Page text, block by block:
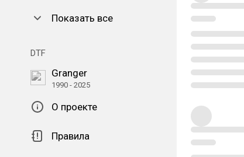
Показать все
DTF
Granger
1990 - 2025
О проекте
Правила